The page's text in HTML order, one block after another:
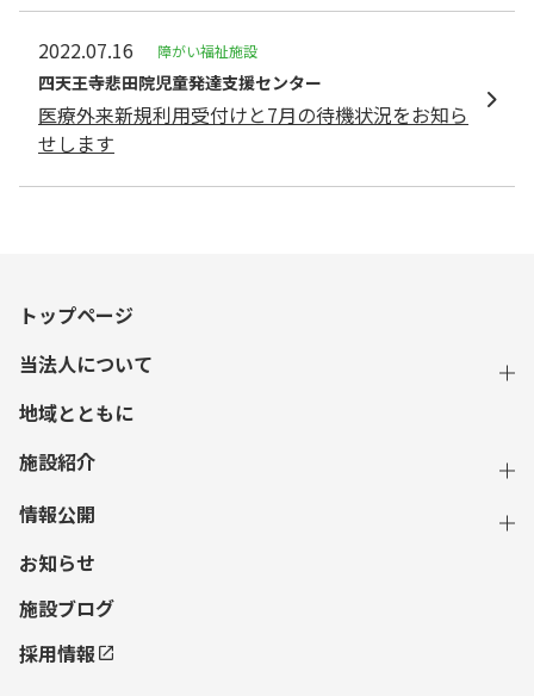
2022.07.16 障がい福祉施設
四天王寺悲⽥院児童発達⽀援センター
医療外来新規利用受付けと7月の待機状況をお知ら
せします
トップページ
当法人について
地域とともに
施設紹介
情報公開
お知らせ
施設ブログ
採用情報